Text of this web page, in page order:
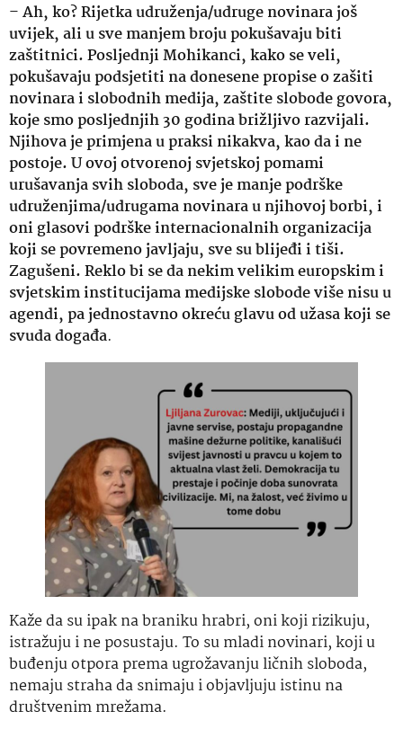
–Ah, ko? Rijetka udruženja/udruge novinara još
uvijek, ali u sve manjem broju pokušavaju biti
zaštitnici. Posljednji Mohikanci, kako se veli,
pokušavaju podsjetiti na donesene propise o zašiti
novinara i slobodnih medija, zaštite slobode govora,
koje smo posljednjih 30 godina brižljivo razvijali.
Njihova je primjena u praksi nikakva, kao da i ne
postoje. U ovoj otvorenoj svjetskoj pomami
urušavanja svih sloboda, sve je manje podrške
udruženjima/udrugama novinara u njihovoj borbi, i
oni glasovi podrške internacionalnih organizacija
koji se povremeno javljaju, sve su blijeđi i tiši.
Zagušeni. Reklo bi se da nekim velikim europskim i
svjetskim institucijama medijske slobode više nisu u
agendi, pa jednostavno okreću glavu od užasa koji se
svuda događa.
Kaže da su ipak na braniku hrabri, oni koji rizikuju,
istražuju i ne posustaju. To su mladi novinari, koji u
buđenju otpora prema ugrožavanju ličnih sloboda,
nemaju straha da snimaju i objavljuju istinu na
društvenim mrežama.